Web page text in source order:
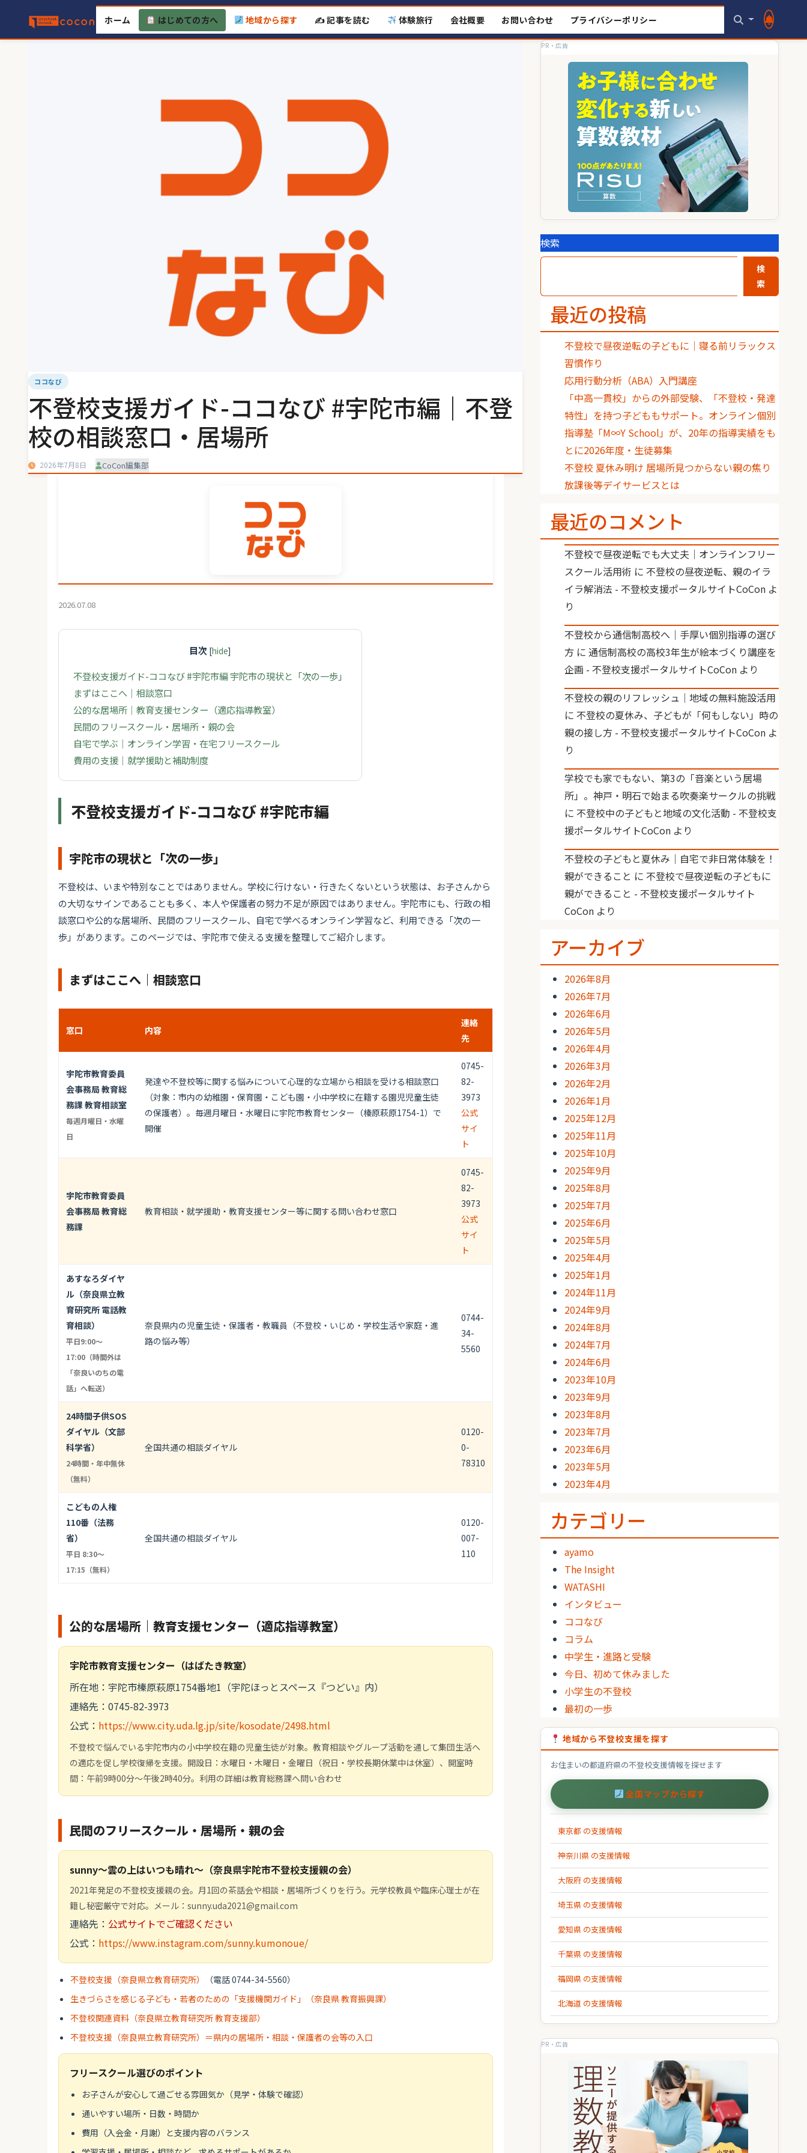
content
ホーム はじめての方へ 地域から探す ✍️ 記事を読む 体験旅行 会社概要 お問い合わせ プライバシーポリシー
ココなび
不登校支援ガイド-ココなび #宇陀市編｜不登
校の相談窓口・居場所
2026年7月8日 CoCon編集部
2026.07.08
目次 [hide]
不登校支援ガイド-ココなび #宇陀市編 宇陀市の現状と「次の一歩」
まずはここへ｜相談窓口
公的な居場所｜教育支援センター（適応指導教室）
民間のフリースクール・居場所・親の会
自宅で学ぶ｜オンライン学習・在宅フリースクール
費用の支援｜就学援助と補助制度
不登校支援ガイド-ココなび #宇陀市編
宇陀市の現状と「次の一歩」
不登校は、いまや特別なことではありません。学校に行けない・行きたくないという状態は、お子さんから
の大切なサインであることも多く、本人や保護者の努力不足が原因ではありません。宇陀市にも、行政の相
談窓口や公的な居場所、民間のフリースクール、自宅で学べるオンライン学習など、利用できる「次の一
歩」があります。このページでは、宇陀市で使える支援を整理してご紹介します。
まずはここへ｜相談窓口
窓口 内容
連絡
先
宇陀市教育委員
会事務局 教育総
務課 教育相談室
毎週月曜日・水曜
日
発達や不登校等に関する悩みについて心理的な立場から相談を受ける相談窓口
（対象：市内の幼稚園・保育園・こども園・小中学校に在籍する園児児童生徒
の保護者）。毎週月曜日・水曜日に宇陀市教育センター（榛原萩原1754-1）で
開催
0745-
82-
3973
公式
サイ
ト
宇陀市教育委員
会事務局 教育総
務課
教育相談・就学援助・教育支援センター等に関する問い合わせ窓口
0745-
82-
3973
公式
サイ
ト
あすなろダイヤ
ル（奈良県立教
育研究所 電話教
育相談）
平日9:00〜
17:00（時間外は
「奈良いのちの電
話」へ転送）
奈良県内の児童生徒・保護者・教職員（不登校・いじめ・学校生活や家庭・進
路の悩み等）
0744-
34-
5560
24時間子供SOS
ダイヤル（文部
科学省）
24時間・年中無休
（無料）
全国共通の相談ダイヤル
0120-
0-
78310
こどもの人権
110番（法務
省）
平日 8:30〜
17:15（無料）
全国共通の相談ダイヤル
0120-
007-
110
公的な居場所｜教育支援センター（適応指導教室）
宇陀市教育支援センター（はばたき教室）
所在地：宇陀市榛原萩原1754番地1（宇陀ほっとスペース『つどい』内）
連絡先：0745-82-3973
公式： https://www.city.uda.lg.jp/site/kosodate/2498.html
不登校で悩んでいる宇陀市内の小中学校在籍の児童生徒が対象。教育相談やグループ活動を通して集団生活へ
の適応を促し学校復帰を支援。開設日：水曜日・木曜日・金曜日（祝日・学校長期休業中は休室）、開室時
間：午前9時00分～午後2時40分。利用の詳細は教育総務課へ問い合わせ
民間のフリースクール・居場所・親の会
sunny～雲の上はいつも晴れ～（奈良県宇陀市不登校支援親の会）
2021年発足の不登校支援親の会。月1回の茶話会や相談・居場所づくりを行う。元学校教員や臨床心理士が在
籍し秘密厳守で対応。メール：sunny.uda2021@gmail.com
連絡先： 公式サイトでご確認ください
公式： https://www.instagram.com/sunny.kumonoue/
不登校支援（奈良県立教育研究所）
（電話 0744-34-5560）
生きづらさを感じる子ども・若者のための「支援機関ガイド」（奈良県 教育振興課）
不登校関連資料（奈良県立教育研究所 教育支援部）
不登校支援（奈良県立教育研究所）＝県内の居場所・相談・保護者の会等の入口
フリースクール選びのポイント
お子さんが安心して過ごせる雰囲気か（見学・体験で確認）
通いやすい場所・日数・時間か
費用（入会金・月謝）と支援内容のバランス
PR・広告
検索
検
索
最近の投稿
不登校で昼夜逆転の子どもに｜寝る前リラックス
習慣作り
応用行動分析（ABA）入門講座
「中高一貫校」からの外部受験、「不登校・発達
特性」を持つ子どももサポート。オンライン個別
指導塾「M∞Y School」が、20年の指導実績をも
とに2026年度・生徒募集
不登校 夏休み明け 居場所見つからない親の焦り
放課後等デイサービスとは
最近のコメント
不登校で昼夜逆転でも大丈夫｜オンラインフリー
スクール活用術 に 不登校の昼夜逆転、親のイラ
イラ解消法 - 不登校支援ポータルサイトCoCon よ
り
不登校から通信制高校へ｜手厚い個別指導の選び
方 に通信制高校の高校3年生が絵本づくり講座を
企画 - 不登校支援ポータルサイトCoCon より
不登校の親のリフレッシュ｜地域の無料施設活用
に 不登校の夏休み、子どもが「何もしない」時の
親の接し方 - 不登校支援ポータルサイトCoCon よ
り
学校でも家でもない、第3の「音楽という居場
所」。神戸・明石で始まる吹奏楽サークルの挑戦
に 不登校中の子どもと地域の文化活動 - 不登校支
援ポータルサイトCoCon より
不登校の子どもと夏休み｜自宅で非日常体験を！
親ができること に 不登校で昼夜逆転の子どもに
親ができること - 不登校支援ポータルサイト
CoCon より
アーカイブ
2026年8月
2026年7月
2026年6月
2026年5月
2026年4月
2026年3月
2026年2月
2026年1月
2025年12月
2025年11月
2025年10月
2025年9月
2025年8月
2025年7月
2025年6月
2025年5月
2025年4月
2025年1月
2024年11月
2024年9月
2024年8月
2024年7月
2024年6月
2023年10月
2023年9月
2023年8月
2023年7月
2023年6月
2023年5月
2023年4月
カテゴリー
ayamo
The Insight
WATASHI
インタビュー
ココなび
コラム
中学生・進路と受験
今日、初めて休みました
小学生の不登校
最初の一歩
地域から不登校支援を探す
お住まいの都道府県の不登校支援情報を探せます
全国マップから探す
東京都 の支援情報
神奈川県 の支援情報
大阪府 の支援情報
埼玉県 の支援情報
愛知県 の支援情報
千葉県 の支援情報
福岡県 の支援情報
北海道 の支援情報
PR・広告